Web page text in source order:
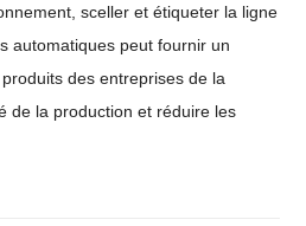
, sceller et étiqueter la ligne
automatiques peut fournir un
des entreprises de la
de la production et réduire les